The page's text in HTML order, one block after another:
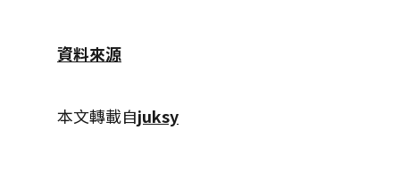
資料來源
本文轉載自juksy